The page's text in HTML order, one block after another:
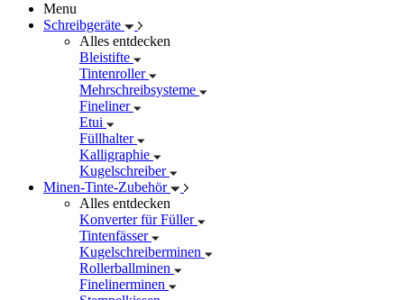
Menu
Schreibgeräte
Alles entdecken
Bleistifte
Tintenroller
Mehrschreibsysteme
Fineliner
Etui
Füllhalter
Kalligraphie
Kugelschreiber
Minen-Tinte-Zubehör
Alles entdecken
Konverter für Füller
Tintenfässer
Kugelschreiberminen
Rollerballminen
Finelinerminen